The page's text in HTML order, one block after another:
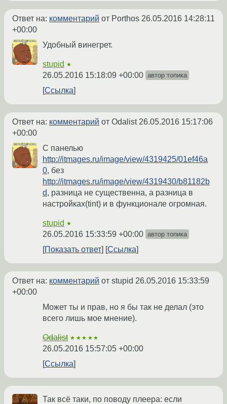
Ответ на: комментарий от Porthos 26.05.2016 14:28:11
+00:00
Удобный винегрет.
stupid ★
26.05.2016 15:18:09 +00:00 автор топика
Ссылка
Ответ на: комментарий от Odalist 26.05.2016 15:17:06
+00:00
С панелью
http://itmages.ru/image/view/4319425/01ef46a
0, без
http://itmages.ru/image/view/4319430/b81182b
d, разница не существенна, а разница в
настройках(tint) и в функционале огромная.
stupid ★
26.05.2016 15:33:59 +00:00 автор топика
Показать ответ Ссылка
Ответ на: комментарий от stupid 26.05.2016 15:33:59
+00:00
Может ты и прав, но я бы так не делал (это
всего лишь мое мнение).
Odalist ★★★★★
26.05.2016 15:57:05 +00:00
Ссылка
Так всё таки, по поводу плеера: если